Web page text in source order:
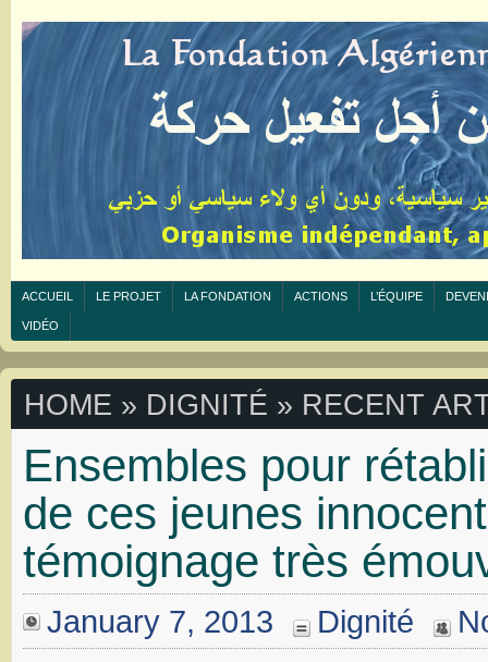
ACCUEIL LE PROJET LA FONDATION ACTIONS L’ÉQUIPE
VIDÉO
HOME » DIGNITÉ » RECENT
Ensembles pour
de ces jeunes
témoignage très
January 7, 2013 Dignité